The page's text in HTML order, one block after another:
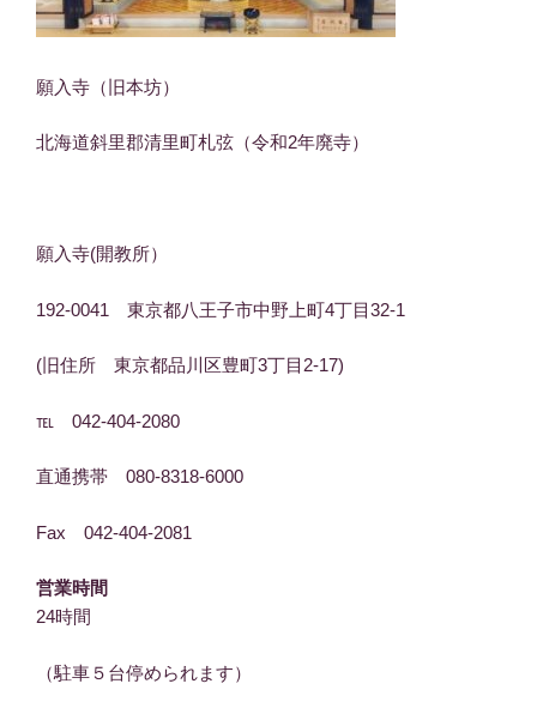
願入寺（旧本坊）
北海道斜里郡清里町札弦（令和2年廃寺）
願入寺(開教所）
192-0041 東京都八王子市中野上町4丁目32-1
(旧住所 東京都品川区豊町3丁目2-17)
℡ 042-404-2080
直通携帯 080-8318-6000
Fax 042-404-2081
営業時間
24時間
（駐車５台停められます）